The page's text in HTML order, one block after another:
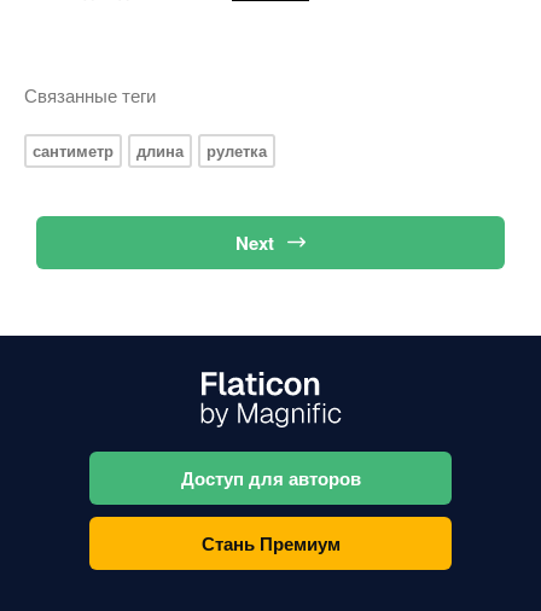
Связанные теги
сантиметр длина рулетка
Next
Доступ для авторов
Стань Премиум